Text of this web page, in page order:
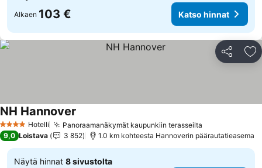
Alkaen 103 € Katso hinnat
Jaa
4 Tähtiluokitus
Hotelli Panoraamanäkymät kaupunkiin terasseilta
NH Hannover
9,0 Loistava 3 852 1.0 km kohteesta Hannoverin päärautatieasema
Näytä hinnat 8 sivustolta